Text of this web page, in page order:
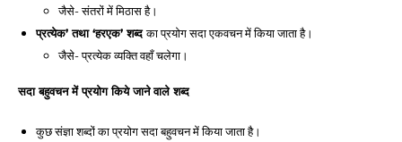
जैसे- संतरों में मिठास है।
प्रत्येक’ तथा ‘हरएक’ शब्द का प्रयोग सदा एकवचन में किया जाता है।
जैसे- प्रत्येक व्यक्ति वहाँ चलेगा।
सदा बहुवचन में प्रयोग किये जाने वाले शब्द
कुछ संज्ञा शब्दों का प्रयोग सदा बहुवचन में किया जाता है।